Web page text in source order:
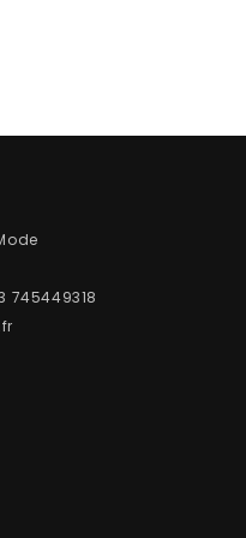
745449318